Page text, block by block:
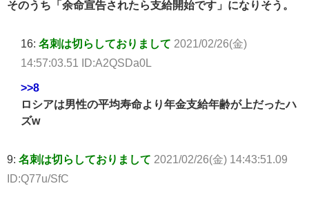
そのうち「余命宣告されたら支給開始です」になりそう。
16: 名刺は切らしておりまして 2021/02/26(金)
14:57:03.51 ID:A2QSDa0L
>>8
ロシアは男性の平均寿命より年金支給年齢が上だったハ
ズw
9: 名刺は切らしておりまして 2021/02/26(金) 14:43:51.09
ID:Q77u/SfC